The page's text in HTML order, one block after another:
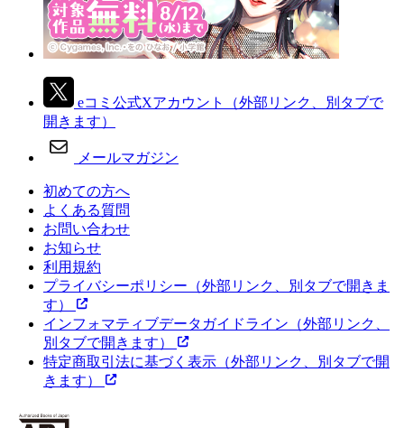
eコミ公式Xアカウント
（外部リンク、別タブで
開きます）
メールマガジン
初めての方へ
よくある質問
お問い合わせ
お知らせ
利用規約
プライバシーポリシー （外部リンク、別タブで開きま
す）
インフォマティブデータガイドライン （外部リンク、
別タブで開きます）
特定商取引法に基づく表示 （外部リンク、別タブで開
きます）